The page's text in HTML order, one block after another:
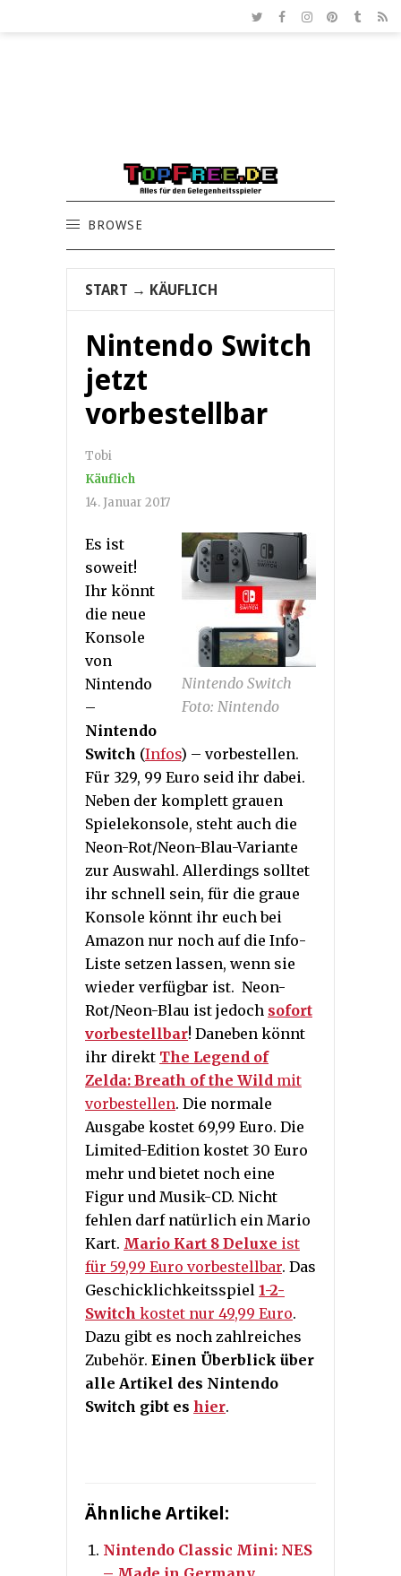
BROWSE
START → KÄUFLICH
Nintendo Switch
jetzt
vorbestellbar
Tobi
Käuflich
14. Januar 2017
Nintendo Switch
Foto: Nintendo
Es ist
soweit!
Ihr könnt
die neue
Konsole
von
Nintendo
–
Nintendo
Switch (Infos) – vorbestellen.
Für 329, 99 Euro seid ihr dabei.
Neben der komplett grauen
Spielekonsole, steht auch die
Neon-Rot/Neon-Blau-Variante
zur Auswahl. Allerdings solltet
ihr schnell sein, für die graue
Konsole könnt ihr euch bei
Amazon nur noch auf die Info-
Liste setzen lassen, wenn sie
wieder verfügbar ist. Neon-
Rot/Neon-Blau ist jedoch sofort
vorbestellbar! Daneben könnt
ihr direkt The Legend of
Zelda: Breath of the Wild mit
vorbestellen. Die normale
Ausgabe kostet 69,99 Euro. Die
Limited-Edition kostet 30 Euro
mehr und bietet noch eine
Figur und Musik-CD. Nicht
fehlen darf natürlich ein Mario
Kart. Mario Kart 8 Deluxe ist
für 59,99 Euro vorbestellbar. Das
Geschicklichkeitsspiel 1-2-
Switch kostet nur 49,99 Euro.
Dazu gibt es noch zahlreiches
Zubehör. Einen Überblick über
alle Artikel des Nintendo
Switch gibt es hier.
Ähnliche Artikel:
Nintendo Classic Mini: NES